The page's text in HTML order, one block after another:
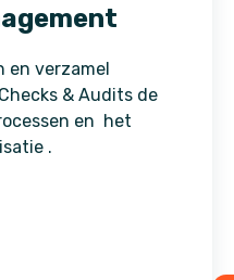
en verzamel
& Audits de
en het
.